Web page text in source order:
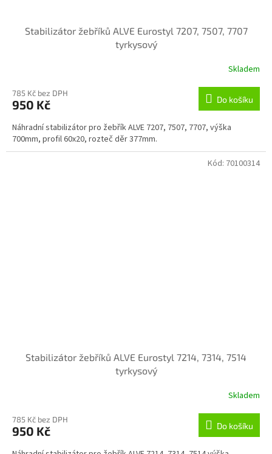
Stabilizátor žebříků ALVE Eurostyl 7207, 7507, 7707
tyrkysový
Skladem
785 Kč bez DPH
950 Kč Do košíku
Náhradní stabilizátor pro žebřík ALVE 7207, 7507, 7707, výška
700mm, profil 60x20, rozteč děr 377mm.
Stabilizátor žebříků ALVE Eurostyl 7214, 7314, 7514
tyrkysový
Skladem
785 Kč bez DPH
950 Kč Do košíku
Kód: 70100314